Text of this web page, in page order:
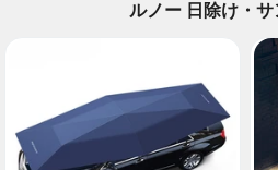
ルノー 日除け・